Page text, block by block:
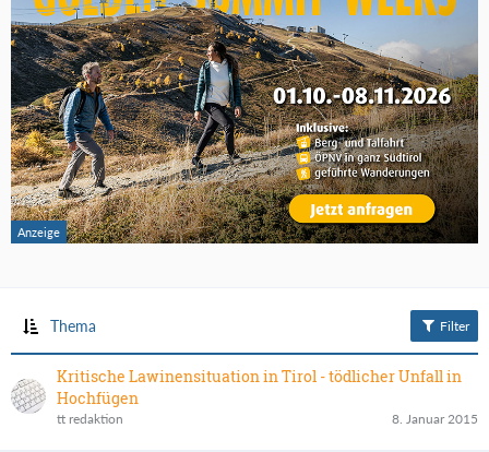
Thema Filter
Kritische Lawinensituation in Tirol - tödlicher Unfall in
Hochfügen
tt redaktion 8. Januar 2015